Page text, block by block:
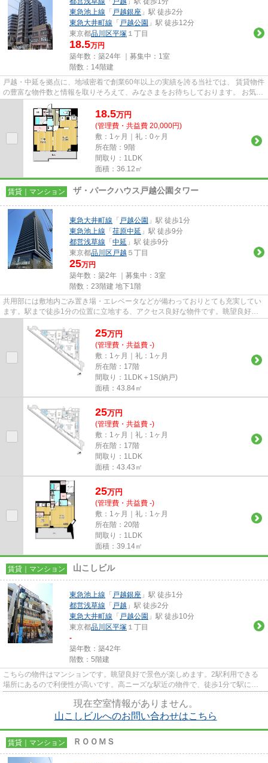
東急池上線 「 戸越銀座 」駅 徒歩2分
東急大井町線 「 戸越公園 」駅 徒歩12分
東京都品川区平塚 １丁目
18.5万円
築年数：築24年 ｜募集中： 1室
階数：14階建
戸越・中延を拠点に、地域密着で創業60年以上の実績を誇る当社では、 賃貸物件
の豊富な物件数と情報を取りそろえて、みなさまをお待ちしております。 お気軽
にお問い合わせください。
18.5万円
(管理費・共益費 20,000円)
敷：1ヶ月｜礼：0ヶ月
所在階：9階
間取り：1LDK
面積：36.12㎡
賃貸｜マンション ザ・パークハウス戸越公園タワー
東急大井町線 「 戸越公園 」駅 徒歩1分
東急池上線 「 荏原中延 」駅 徒歩9分
都営浅草線 「 中延 」駅 徒歩9分
東京都品川区 戸越 ５丁目
25万円
築年数：築2年 ｜募集中： 3室
階数：23階建 地下1階
共用部には敷地内ごみ置き場・エレベータなどが備わっておりとても充実してい
ます。駅まで徒歩1分の位置に立地する、アクセス良好な物件です。眺望良好な
25万円
(管理費・共益費 -)
敷：1ヶ月｜礼：1ヶ月
所在階：17階
間取り：1LDK＋1S(納戸)
面積：43.84㎡
25万円
(管理費・共益費 -)
敷：1ヶ月｜礼：1ヶ月
所在階：17階
間取り：1LDK
面積：43.43㎡
25万円
(管理費・共益費 -)
敷：1ヶ月｜礼：1ヶ月
所在階：20階
間取り：1LDK
面積：39.14㎡
賃貸｜マンション 山こしビル
東急池上線 「 戸越銀座 」駅 徒歩1分
都営浅草線 「 戸越 」駅 徒歩2分
東急大井町線 「 戸越公園 」駅 徒歩10分
東京都品川区平塚 １丁目
-
築年数：築42年
階数：5階建
こちらの物件はマンションです。眺望良好で景色が楽しめます。2駅利用できる
場所にあるので利便性が高いです。高ニーズな駅近の物件で、徒歩1分で駅に行
現在空室情報がありません。
山こしビルへのお問い合わせはこちら
賃貸｜マンション ＲＯＯＭＳ